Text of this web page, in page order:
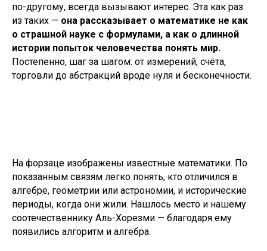
по-другому, всегда вызывают интерес. Эта как раз
из таких — она рассказывает о математике не как
о страшной науке с формулами, а как о длинной
истории попыток человечества понять мир.
Постепенно, шаг за шагом: от измерений, счёта,
торговли до абстракций вроде нуля и бесконечности.
На форзаце изображены известные математики. По
показанным связям легко понять, кто отличился в
алгебре, геометрии или астрономии, и исторические
периоды, когда они жили. Нашлось место и нашему
соотечественнику Аль-Хорезми — благодаря ему
появились алгоритм и алгебра.